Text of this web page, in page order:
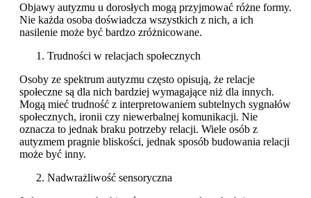
Objawy autyzmu u dorosłych mogą przyjmować różne formy.
Nie każda osoba doświadcza wszystkich z nich, a ich
nasilenie może być bardzo zróżnicowane.
Trudności w relacjach społecznych
Osoby ze spektrum autyzmu często opisują, że relacje
społeczne są dla nich bardziej wymagające niż dla innych.
Mogą mieć trudność z interpretowaniem subtelnych sygnałów
społecznych, ironii czy niewerbalnej komunikacji. Nie
oznacza to jednak braku potrzeby relacji. Wiele osób z
autyzmem pragnie bliskości, jednak sposób budowania relacji
może być inny.
Nadwrażliwość sensoryczna